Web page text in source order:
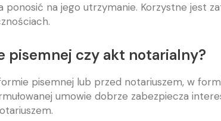
na jego utrzymanie. Korzystne jest
pisemnej czy akt notarialny?
pisemnej lub przed notariuszem, w
umowie dobrze zabezpiecza